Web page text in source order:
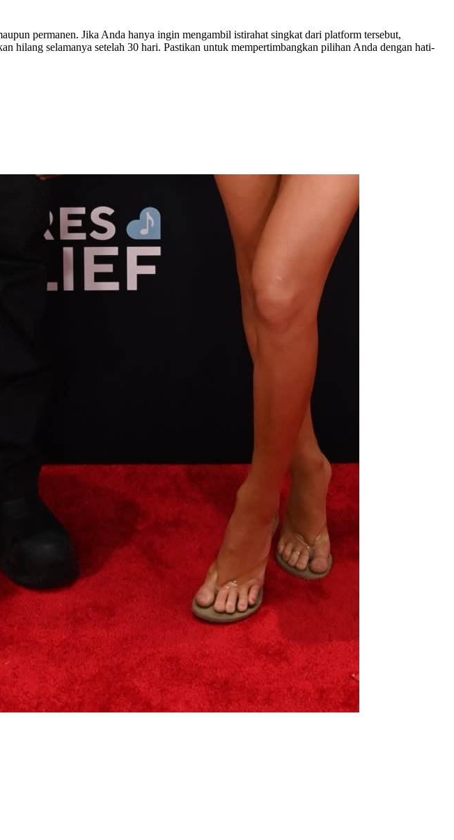
permanen. Jika Anda hanya ingin mengambil istirahat singkat dari platform tersebut,
hilang selamanya setelah 30 hari. Pastikan untuk mempertimbangkan pilihan Anda dengan hati-